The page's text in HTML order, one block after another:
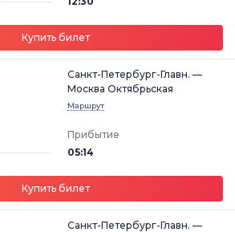
Купить билет
Санкт-Петербург-Главн. —
Москва Октябрьская
Маршрут
Прибытие
05:14
Купить билет
Санкт-Петербург-Главн. —